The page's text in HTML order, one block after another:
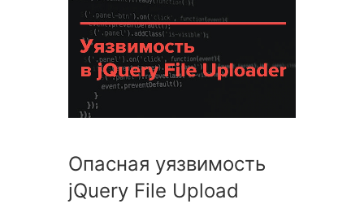
Опасная уязвимость
jQuery File Upload